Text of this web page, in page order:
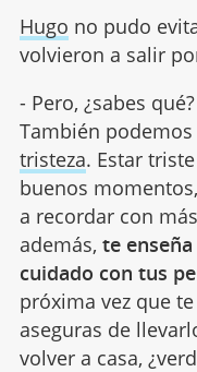
Hugo no pudo
volvieron a salir
- Pero, ¿sabes
También
tristeza. Estar
buenos
a recordar con
además, te
cuidado con tus
próxima vez que
aseguras de
volver a casa,